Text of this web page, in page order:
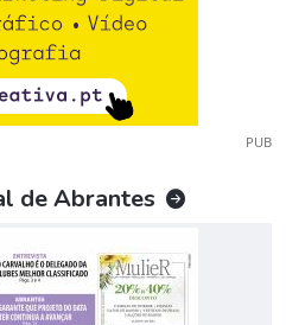
PUB
de Abrantes